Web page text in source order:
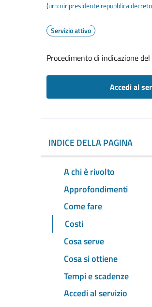
(
Servizio attivo
Procedimento di indicazione
Accedi al
INDICE DELLA PAGINA
A chi è rivolto
Approfondimenti
Come fare
Costi
Cosa serve
Cosa si ottiene
Tempi e scadenze
Accedi al servizio